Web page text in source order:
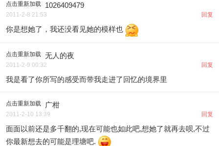
点击重新加载 1026409479
2011-2-8 21:53 回复
你是想她了，我还没看见她的模样也
点击重新加载 无人的夜
2011-2-9 00:32 回复
我是看了你所写的感受而带我走进了回忆的境界里
点击重新加载 广柑
2011-2-10 13:39 回复
面面以前还是多千翻的,现在可能也如此吧,想她了就再去呗,不过
你最新想去的可能是理塘吧.